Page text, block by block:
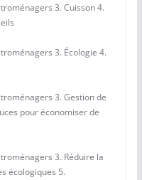
3. Cuisson 4.
3. Écologie 4.
3. Gestion de
pour économiser de
3. Réduire la
écologiques 5.